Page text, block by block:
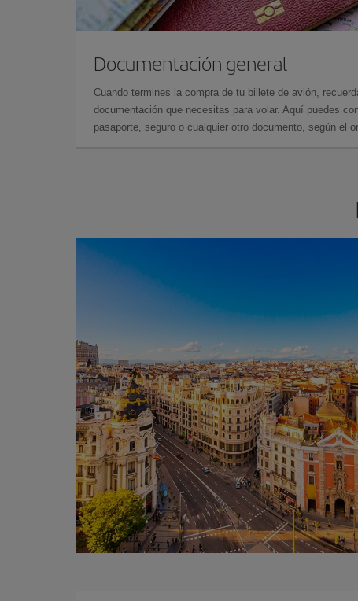
Documentación general
Cuando termines la compra de tu billete de avión,
documentación que necesitas para volar. Aquí puedes
pasaporte, seguro o cualquier otro documento, según el